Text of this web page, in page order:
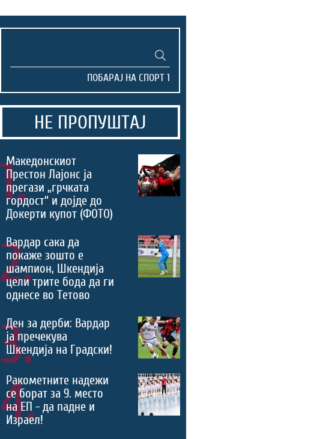
НЕ ПРОПУШТАЈ
1.
Македонскиот
Престон Лајонс ја
прегази „грчката
гордост“ и дојде до
Докерти купот (ФОТО)
2.
Вардар сака да
покаже зошто е
шампион, Шкендија
цели трите бода да ги
однесе во Тетово
3.
Ден за дерби: Вардар
ја пречекува
Шкендија на Градски!
4.
Ракометните надежи
се борат за 9. место
на ЕП - да падне и
Израел!